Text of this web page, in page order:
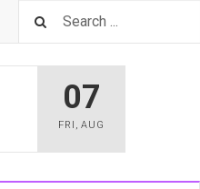
07
FRI ,AUG